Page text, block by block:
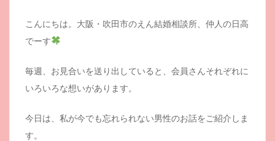
こんにちは。大阪・吹田市のえん結婚相談所、仲人の日高
でーす
毎週、お見合いを送り出していると、会員さんそれぞれに
いろいろな想いがあります。
今日は、私が今でも忘れられない男性のお話をご紹介しま
す。